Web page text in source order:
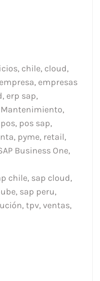
, chile, cloud,
empresa, empresas
, erp sap,
Mantenimiento,
pos, pos sap,
, pyme, retail,
Business One,
chile, sap cloud,
, sap peru,
, tpv, ventas,